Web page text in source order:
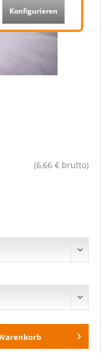
(6,66 € brutto)
Konfigurieren